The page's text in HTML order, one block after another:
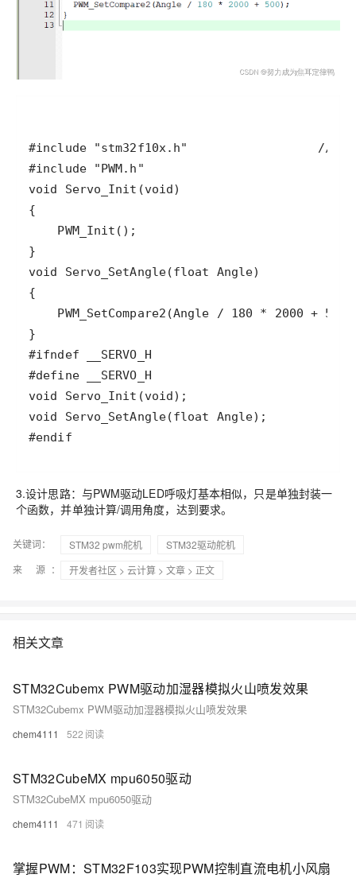
3.设计思路：与PWM驱动LED呼吸灯基本相似，只是单独封装一
个函数，并单独计算/调用角度，达到要求。
关键词： STM32 pwm舵机
STM32驱动舵机
来 源：
开发者社区 > 云计算 > 文章 > 正文
相关文章
STM32Cubemx PWM驱动加湿器模拟火山喷发效果
STM32Cubemx PWM驱动加湿器模拟火山喷发效果
chem4111 522
STM32CubeMX mpu6050驱动
STM32CubeMX mpu6050驱动
chem4111 471
掌握PWM：STM32F103实现PWM控制直流电机小风扇